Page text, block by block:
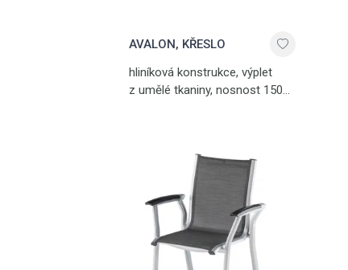
AVALON, KŘESLO
hliníková konstrukce, výplet
z umělé tkaniny, nosnost 150